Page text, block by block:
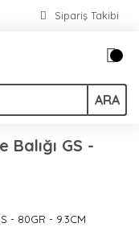
Sipariş Takibi
ARA
GS -